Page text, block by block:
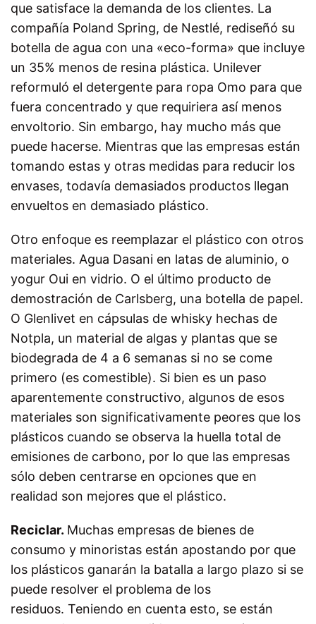
que satisface la demanda de los clientes. La
compañía Poland Spring, de Nestlé, rediseñó su
botella de agua con una «eco-forma» que incluye
un 35% menos de resina plástica. Unilever
reformuló el detergente para ropa Omo para que
fuera concentrado y que requiriera así menos
envoltorio. Sin embargo, hay mucho más que
puede hacerse. Mientras que las empresas están
tomando estas y otras medidas para reducir los
envases, todavía demasiados productos llegan
envueltos en demasiado plástico.
Otro enfoque es reemplazar el plástico con otros
materiales. Agua Dasani en latas de aluminio, o
yogur Oui en vidrio. O el último producto de
demostración de Carlsberg, una botella de papel.
O Glenlivet en cápsulas de whisky hechas de
Notpla, un material de algas y plantas que se
biodegrada de 4 a 6 semanas si no se come
primero (es comestible). Si bien es un paso
aparentemente constructivo, algunos de esos
materiales son significativamente peores que los
plásticos cuando se observa la huella total de
emisiones de carbono, por lo que las empresas
sólo deben centrarse en opciones que en
realidad son mejores que el plástico.
Reciclar. Muchas empresas de bienes de
consumo y minoristas están apostando por que
los plásticos ganarán la batalla a largo plazo si se
puede resolver el problema de los
residuos. Teniendo en cuenta esto, se están